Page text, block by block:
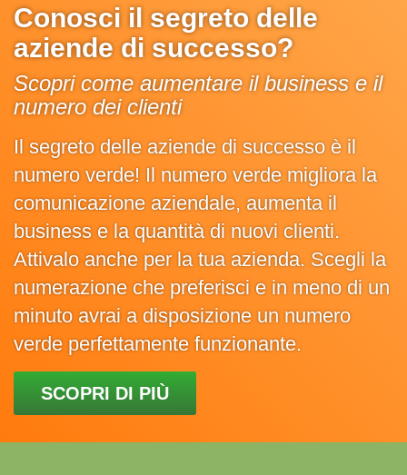
Conosci il segreto delle
aziende di successo?
Scopri come aumentare il business e il
numero dei clienti
Il segreto delle aziende di successo è il
numero verde! Il numero verde migliora la
comunicazione aziendale, aumenta il
business e la quantità di nuovi clienti.
Attivalo anche per la tua azienda. Scegli la
numerazione che preferisci e in meno di un
minuto avrai a disposizione un numero
verde perfettamente funzionante.
SCOPRI DI PIÙ